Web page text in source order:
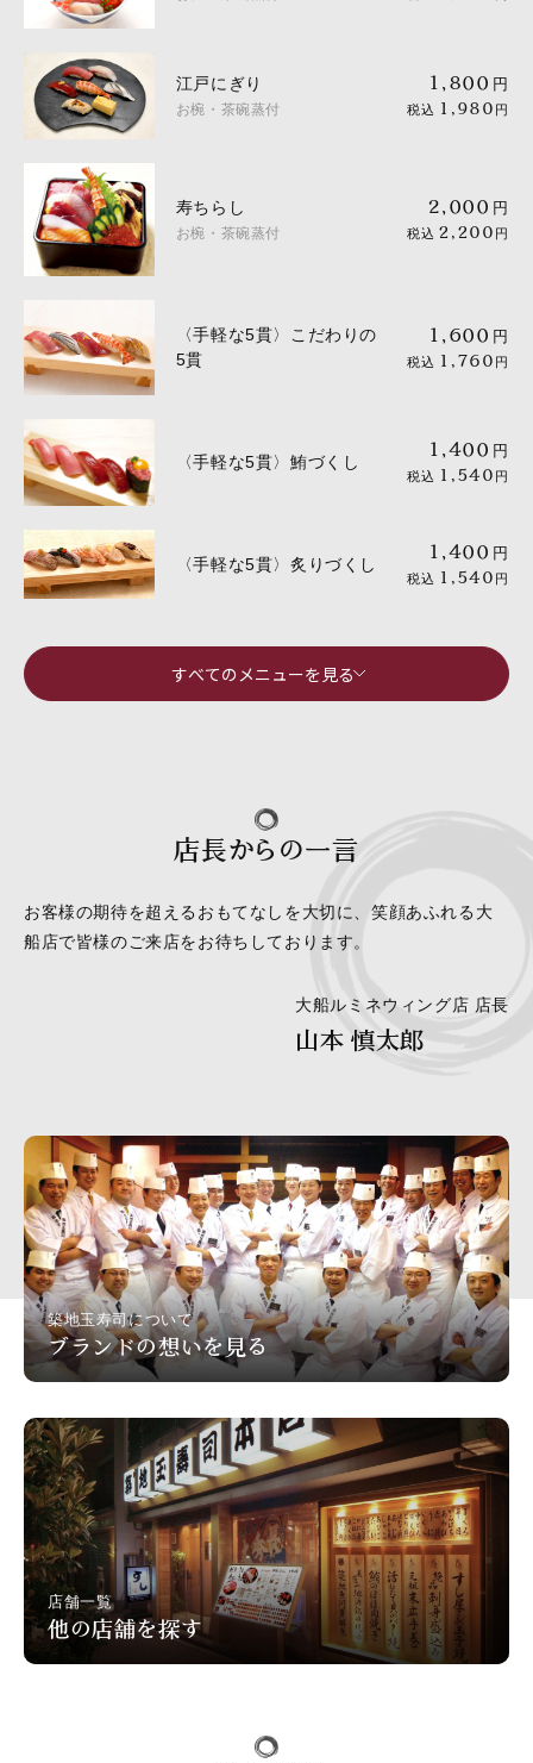
江戸にぎり
お椀・茶碗蒸付
1,800 円
税込 1,980 円
寿ちらし
お椀・茶碗蒸付
2,000 円
税込 2,200 円
〈手軽な5貫〉こだわりの
5貫
1,600 円
税込 1,760 円
〈手軽な5貫〉鮪づくし
1,400 円
税込 1,540 円
〈手軽な5貫〉炙りづくし
1,400 円
税込 1,540 円
すべてのメニューを見る
店長からの一言
お客様の期待を超えるおもてなしを大切に、笑顔あふれる大
船店で皆様のご来店をお待ちしております。
大船ルミネウィング店 店長
山本 慎太郎
築地玉寿司について
ブランドの想いを見る
店舗一覧
他の店舗を探す